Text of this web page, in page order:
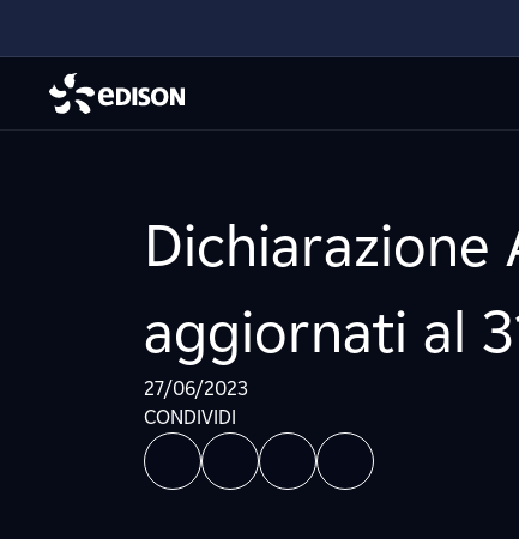
Dichiarazione
aggiornati al
27/06/2023
CONDIVIDI